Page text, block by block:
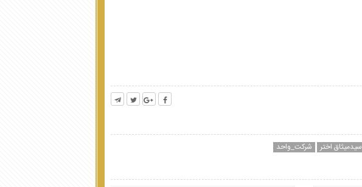
سیدمیثاق اختر شرکت_واحد